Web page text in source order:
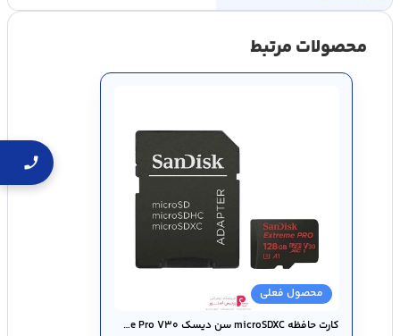
محصولات مرتبط
محصول فعلی
کارت حافظه microSDXC سن دیسک Extreme Pro V۳۰ کلاسA۱ - ظرفیت ۱۲۸ گیگ